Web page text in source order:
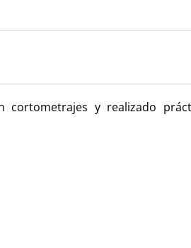
cortometrajes y realizado